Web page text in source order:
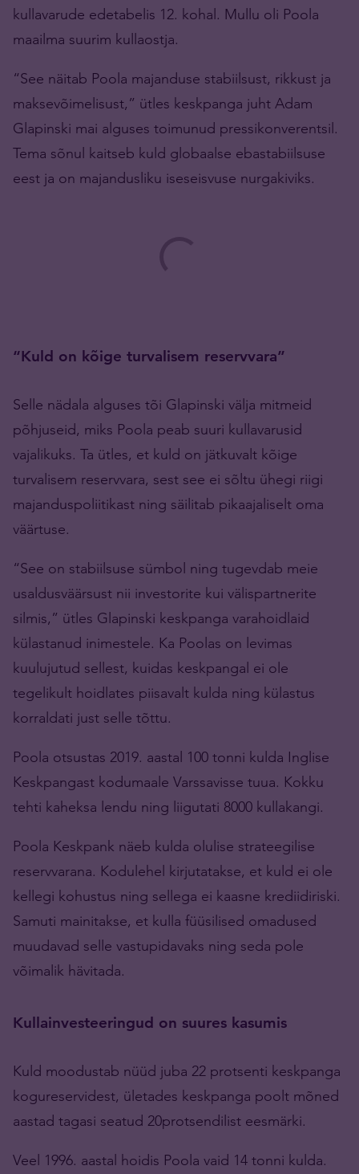
kullavarude edetabelis 12. kohal. Mullu oli Poola
maailma suurim kullaostja.
“See näitab Poola majanduse stabiilsust, rikkust ja
maksevõimelisust,” ütles keskpanga juht Adam
Glapinski mai alguses toimunud pressikonverentsil.
Tema sõnul kaitseb kuld globaalse ebastabiilsuse
eest ja on majandusliku iseseisvuse nurgakiviks.
“Kuld on kõige turvalisem reservvara”
Selle nädala alguses tõi Glapinski välja mitmeid
põhjuseid, miks Poola peab suuri kullavarusid
vajalikuks. Ta ütles, et kuld on jätkuvalt kõige
turvalisem reservvara, sest see ei sõltu ühegi riigi
majanduspoliitikast ning säilitab pikaajaliselt oma
väärtuse.
“See on stabiilsuse sümbol ning tugevdab meie
usaldusväärsust nii investorite kui välispartnerite
silmis,” ütles Glapinski keskpanga varahoidlaid
külastanud inimestele. Ka Poolas on levimas
kuulujutud sellest, kuidas keskpangal ei ole
tegelikult hoidlates piisavalt kulda ning külastus
korraldati just selle tõttu.
Poola otsustas 2019. aastal 100 tonni kulda Inglise
Keskpangast kodumaale Varssavisse tuua. Kokku
tehti kaheksa lendu ning liigutati 8000 kullakangi.
Poola Keskpank näeb kulda olulise strateegilise
reservvarana. Kodulehel kirjutatakse, et kuld ei ole
kellegi kohustus ning sellega ei kaasne krediidiriski.
Samuti mainitakse, et kulla füüsilised omadused
muudavad selle vastupidavaks ning seda pole
võimalik hävitada.
Kullainvesteeringud on suures kasumis
Kuld moodustab nüüd juba 22 protsenti keskpanga
kogureservidest, ületades keskpanga poolt mõned
aastad tagasi seatud 20protsendilist eesmärki.
Veel 1996. aastal hoidis Poola vaid 14 tonni kulda.